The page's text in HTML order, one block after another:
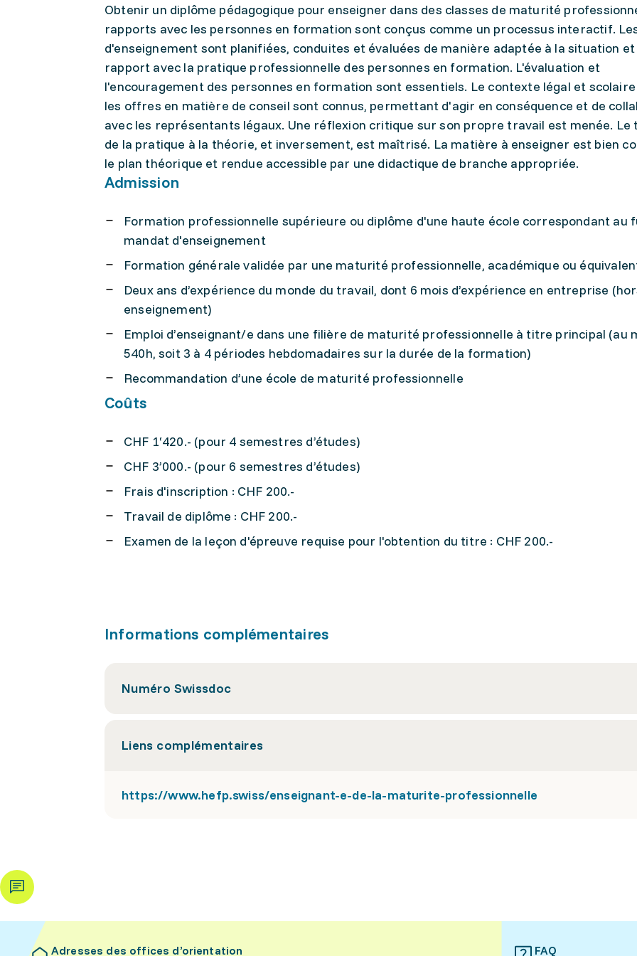
Obtenir un diplôme pédagogique pour enseigner dans des classes de maturité
rapports avec les personnes en formation sont conçus comme un processus interactif.
d'enseignement sont planifiées, conduites et évaluées de manière adaptée à la situation et
rapport avec la pratique professionnelle des personnes en formation. L'évaluation et
l'encouragement des personnes en formation sont essentiels. Le contexte légal et scolaire
les offres en matière de conseil sont connus, permettant d'agir en conséquence et de
avec les représentants légaux. Une réflexion critique sur son propre travail est menée.
de la pratique à la théorie, et inversement, est maîtrisé. La matière à enseigner est bien
le plan théorique et rendue accessible par une didactique de branche appropriée.
Admission
Formation professionnelle supérieure ou diplôme d'une haute école correspondant au
mandat d'enseignement
Formation générale validée par une maturité professionnelle, académique ou
Deux ans d’expérience du monde du travail, dont 6 mois d’expérience en entreprise
enseignement)
Emploi d’enseignant/e dans une filière de maturité professionnelle à titre principal (au
540h, soit 3 à 4 périodes hebdomadaires sur la durée de la formation)
Recommandation d’une école de maturité professionnelle
Coûts
CHF 1‘420.- (pour 4 semestres d’études)
CHF 3’000.- (pour 6 semestres d’études)
Frais d'inscription : CHF 200.-
Travail de diplôme : CHF 200.-
Examen de la leçon d'épreuve requise pour l'obtention du titre : CHF 200.-
Informations complémentaires
Numéro Swissdoc
Liens complémentaires
https://www.hefp.swiss/enseignant-e-de-la-maturite-professionnelle
Adresses des offices d’orientation FAQ